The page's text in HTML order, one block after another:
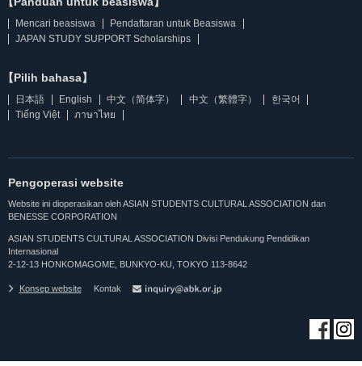
Mencari beasiswa
Pendaftaran untuk Beasiswa
JAPAN STUDY SUPPORT Scholarships
【Pilih bahasa】
日本語 English 中文（简体字） 中文（繁體字）
한국어
Tiếng Việt
ภาษาไทย
Pengoperasi website
Website ini dioperasikan oleh ASIAN STUDENTS CULTURAL ASSOCIATION dan
BENESSE CORPORATION
ASIAN STUDENTS CULTURAL ASSOCIATION Divisi Pendukung Pendidikan
Internasional
2-12-13 HONKOMAGOME, BUNKYO-KU, TOKYO 113-8642
Konsep website Kontak